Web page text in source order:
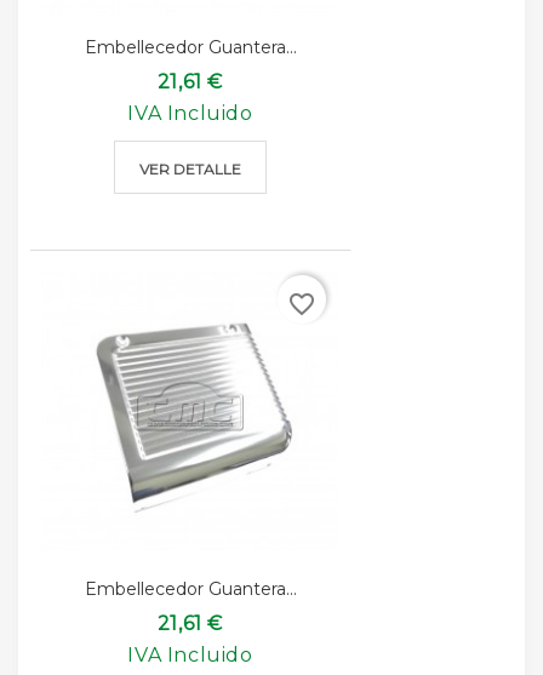
Embellecedor Guantera...
21,61 €
IVA Incluido
VER DETALLE
Embellecedor Guantera...
21,61 €
IVA Incluido
favorite_border